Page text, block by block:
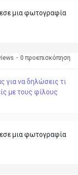
μια φωτογραφία
· 0 προεπισκόπηση
για να δηλώσεις τι
με τους φίλους
μια φωτογραφία